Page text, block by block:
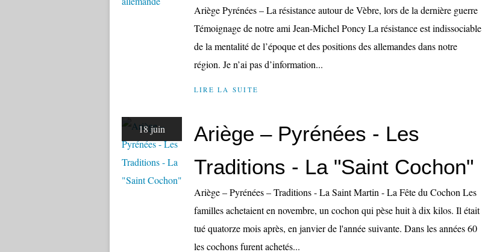
Ariège Pyrénées – La résistance autour de Vèbre, lors de la dernière guerre
Témoignage de notre ami Jean-Michel Poncy La résistance est indissociable
de la mentalité de l’époque et des positions des allemandes dans notre
région. Je n’ai pas d’information...
LIRE LA SUITE
18 juin
Ariège – Pyrénées - Les
Traditions - La "Saint Cochon"
Ariège – Pyrénées – Traditions - La Saint Martin - La Fête du Cochon Les
familles achetaient en novembre, un cochon qui pèse huit à dix kilos. Il était
tué quatorze mois après, en janvier de l'année suivante. Dans les années 60
les cochons furent achetés...